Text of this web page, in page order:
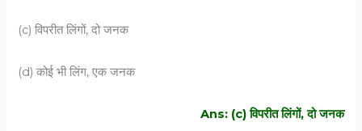
(c) विपरीत लिंगों, दो जनक
(d) कोई भी लिंग, एक जनक
Ans: (c) विपरीत लिंगों, दो जनक